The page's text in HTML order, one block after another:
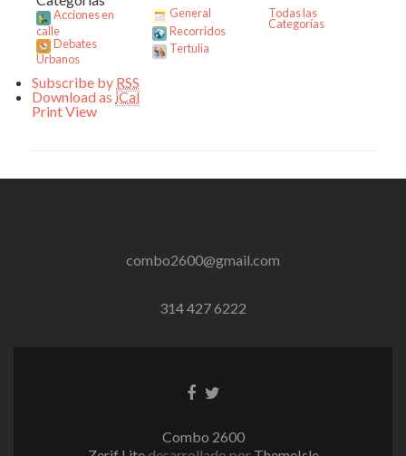
Acciones en
calle
Debates
Urbanos
General
Recorridos
Tertulia
Todas las
Categorías
Subscribe by RSS
Download as iCal
PrintView
combo2600@gmail.com
314 427 6222
EnlaceEnlace
Combo 2600